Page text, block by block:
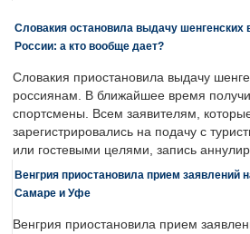
Словакия остановила выдачу шенгенских
России: а кто вообще дает?
Словакия приостановила выдачу
россиянам. В ближайшее время
спортсмены. Всем заявителям,
зарегистрировались на подачу с
или гостевыми целями, запись
Венгрия приостановила прием заявлений
Самаре и Уфе
Венгрия приостановила прием